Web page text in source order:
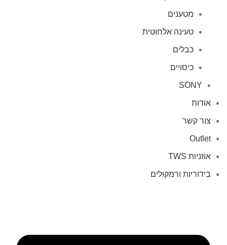
מטענים
טעינה אלחוטית
כבלים
כיסויים
SONY
אודות
צור קשר
Outlet
אוזניות TWS
בידוריות ורמקולים